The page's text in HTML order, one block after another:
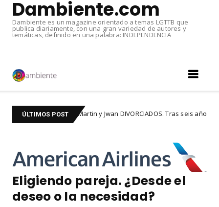
Dambiente.com
Dambiente es un magazine orientado a temas LGTTB que
publica diariamente, con una gran variedad de autores y
temáticas, definido en una palabra: INDEPENDENCIA
ÚLTIMOS POST
Ricky Martin y Jwan DIVORCIADOS. Tras seis años de matrimonio
Eligiendo pareja. ¿Desde el
deseo o la necesidad?